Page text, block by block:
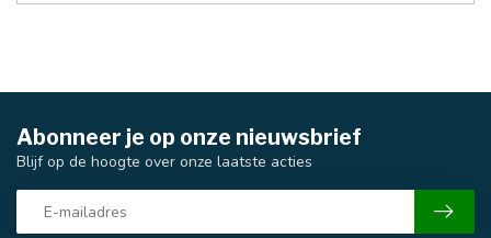
Abonneer je op onze nieuwsbrief
Blijf op de hoogte over onze laatste acties